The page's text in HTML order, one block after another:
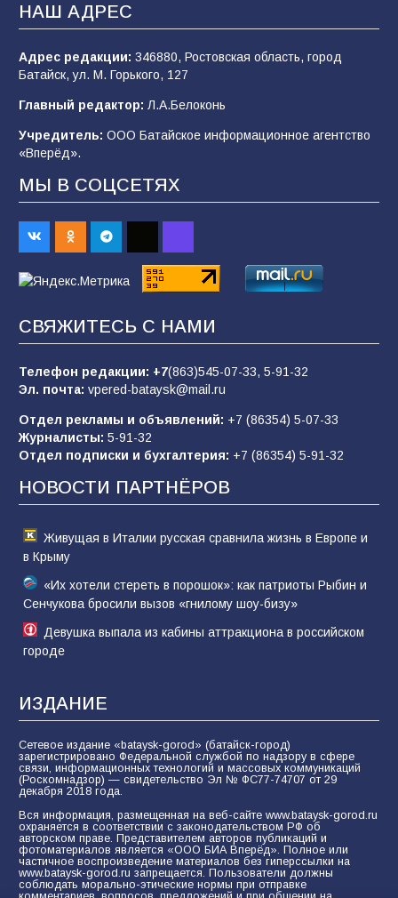
106 05.08.2026
«Мобилизация или набор?» Что на самом
2026 года
101 03.08.2026
В Батайске продолжаются дорожные работы
98 04.08.2026
пропагандистский вброс
«Слухами Москву не возьмёшь»: почему
заявления Киева о мобилизации — это
отчаяние, а не разведка
81 02.08.2026
НАШ АДРЕС
Адрес редакции: 346880, Ростовская область, город
Батайск, ул. М. Горького, 127
Главный редактор: Л.А.Белоконь
Учредитель: ООО Батайское информационное агентство
«Вперёд».
МЫ В СОЦСЕТЯХ
СВЯЖИТЕСЬ С НАМИ
Телефон редакции: +7(863)545-07-33, 5-91-32
Эл. почта: vpered-bataysk@mail.ru
Отдел рекламы и объявлений: +7 (86354) 5-07-33
Журналисты: 5-91-32
Отдел подписки и бухгалтерия: +7 (86354) 5-91-32
НОВОСТИ ПАРТНЁРОВ
Живущая в Италии русская сравнила жизнь в Европе и
в Крыму
«Их хотели стереть в порошок»: как патриоты Рыбин и
Сенчукова бросили вызов «гнилому шоу-бизу»
Девушка выпала из кабины аттракциона в российском
городе
ИЗДАНИЕ
Сетевое издание «bataysk-gorod» (батайск-город)
зарегистрировано Федеральной службой по надзору в сфере
связи, информационных технологий и массовых коммуникаций
(Роскомнадзор) — свидетельство Эл № ФС77-74707 от 29
декабря 2018 года.
Вся информация, размещенная на веб-сайте www.bataysk-gorod.ru
охраняется в соответствии с законодательством РФ об
авторском праве. Представителем авторов публикаций и
фотоматериалов является «ООО БИА Вперёд». Полное или
частичное воспроизведение материалов без гиперссылки на
www.bataysk-gorod.ru запрещается. Пользователи должны
соблюдать морально-этические нормы при отправке